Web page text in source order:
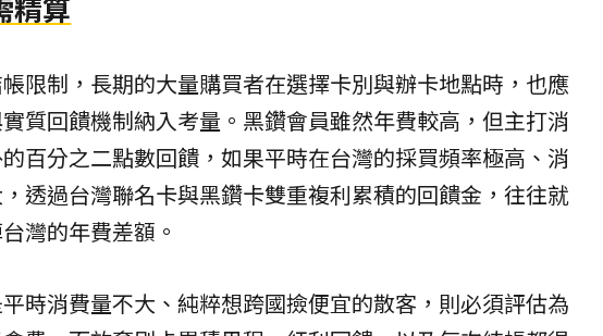
精算
限制，長期的大量購買者在選擇卡別與辦卡地點時，也應
質回饋機制納入考量。黑鑽會員雖然年費較高，但主打消
百分之二點數回饋，如果平時在台灣的採買頻率極高、消
透過台灣聯名卡與黑鑽卡雙重複利累積的回饋金，往往就
灣的年費差額。
時消費量不大、純粹想跨國撿便宜的散客，則必須評估為